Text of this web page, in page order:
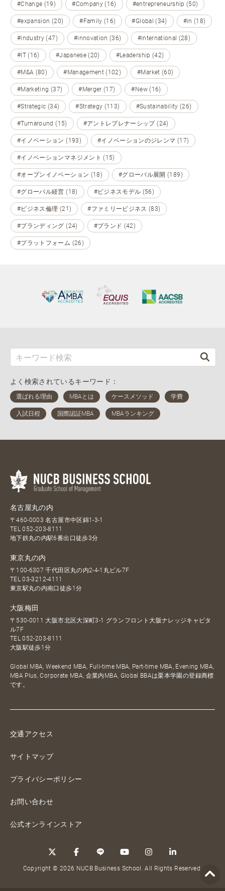
#Change (19) #Company (16) #entrepreneurship (50)
#expansion (20) #Family (16) #Global (34) #in (18)
#industry (47) #innovation (36) #international (28)
#IT (16) #Japanese (20) #Leadership (42)
#M&A (80) #Management (102) #Market (60)
#Marketing (37) #Merger (17) #New (16)
#Strategic (34) #Strategy (113) #Sustainability (26)
#Turnaround (15) #アントレプレナーシップ (24)
#イノベーション (193) #イノベーションのジレンマ (17)
#イノベーションマネジメント (15)
#オープンイノベーション (18) #グローバル展開 (189)
#グローバル経営 (18) #ビジネスモデル (56)
#ビジネス倫理 (21) #ファミリービジネス (83)
#ブランディング (24) #ブランド (42)
#プラットフォーム (26)
よく検索されているキーワード：
名古屋丸の内
〒460-0003 名古屋市中区錦1-3-1
TEL052-203-8111
地下鉄丸の内駅6番出口徒歩3分
東京丸の内
〒100-6307 千代田区丸の内2-4-1丸ビル7F
TEL03-3212-4111
東京駅丸の内南口徒歩1分
大阪梅田
〒530-0011 大阪市北区大深町3-1 グランフロント大阪ナレッジキャピタ
ル7F
TEL052-203-8111
大阪駅徒歩1分
Global MBA, Weekend MBA, Full-time MBA, Part-time MBA, Evening MBA,
MBA Plus, Corporate MBA, 企業内MBA, Global BBAは栗本学園の登録商標
です。
交通アクセス
サイトマップ
プライバシーポリシー
お問い合わせ
公式オンラインストア
Copyright © 2026 NUCB Business School. All Rights Reserved.